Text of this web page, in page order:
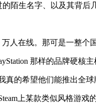
陌生名字、以及其背
人在线。那可是一整
那样的品牌硬
真的希望他们能推出全球
上某款类似风格游